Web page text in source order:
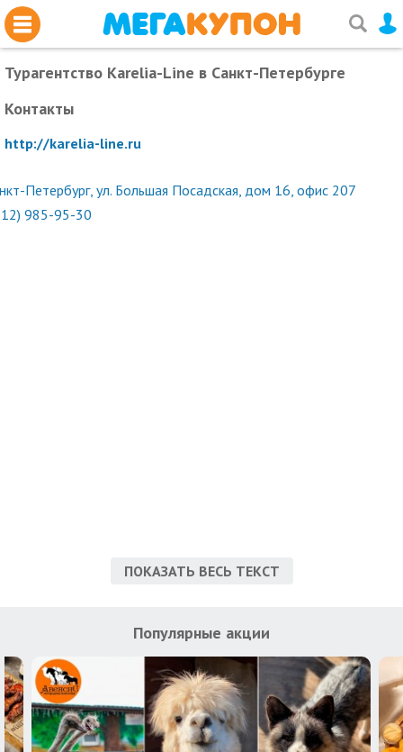
Турагентство Karelia-Line в Санкт-Петербурге
Контакты
http://karelia-line.ru
Петербург, ул. Большая Посадская, дом 16, офис 207
985-95-30
ПОКАЗАТЬ ВЕСЬ ТЕКСТ
Популярные акции